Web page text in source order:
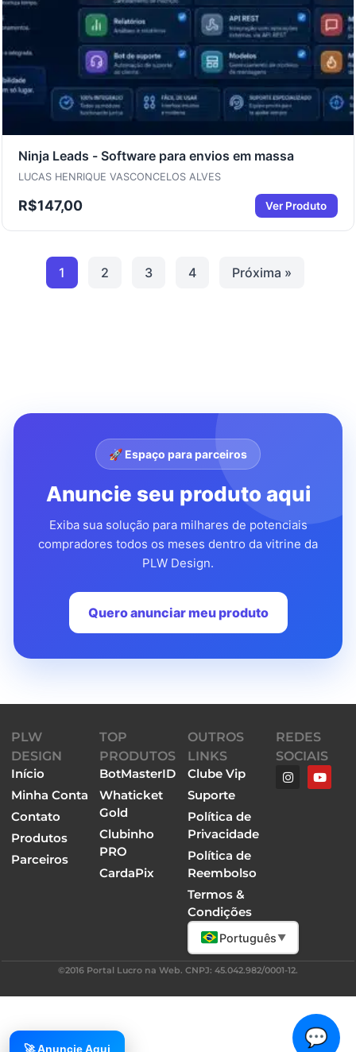
Ninja Leads - Software para envios em massa
LUCAS HENRIQUE VASCONCELOS ALVES
R$147,00 Ver Produto
1 2 3 4 Próxima »
🚀 Espaço para parceiros
Anuncie seu produto aqui
Exiba sua solução para milhares de potenciais
compradores todos os meses dentro da vitrine da
PLW Design.
Quero anunciar meu produto
PLW
DESIGN
Início
Minha Conta
Contato
Produtos
Parceiros
TOP
PRODUTOS
BotMasterID
Whaticket
Gold
Clubinho
PRO
CardaPix
💬
OUTROS
LINKS
Clube Vip
Suporte
Política de
Privacidade
Política de
Reembolso
Termos &
Condições
Português ▼
REDES
SOCIAIS
©2016 Portal Lucro na Web. CNPJ: 45.042.982/0001-12.
🚀 Anuncie Aqui